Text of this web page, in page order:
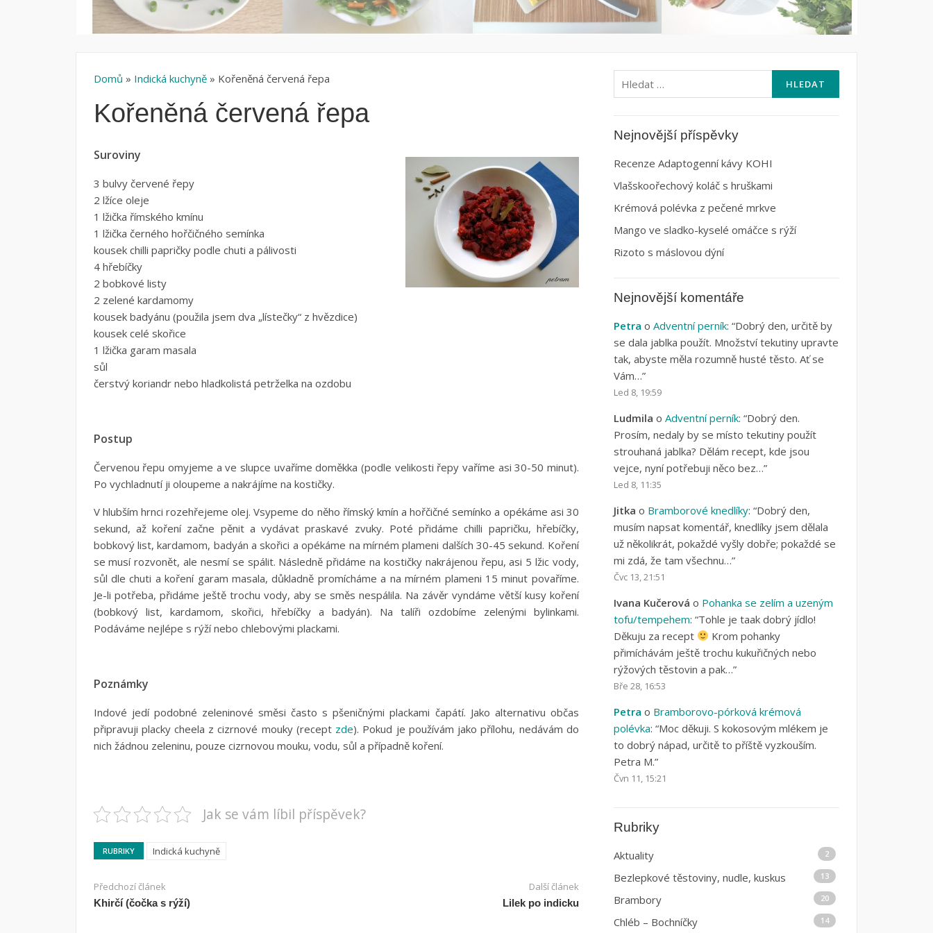
Domů » Indická kuchyně» Kořeněná červená řepa
Kořeněná červená řepa
Suroviny
3 bulvy červené řepy
2 lžíce oleje
1 lžička římského kmínu
1 lžička černého hořčičného semínka
kousek chilli papričky podle chuti a pálivosti
4 hřebíčky
2 bobkové listy
2 zelené kardamomy
kousek badyánu (použila jsem dva „lístečky“ z hvězdice)
kousek celé skořice
1 lžička garam masala
sůl
čerstvý koriandr nebo hladkolistá petrželka na ozdobu
Postup
Červenou řepu omyjeme a ve slupce uvaříme doměkka (podle velikosti řepy vaříme asi 30-50 minut).
Po vychladnutí ji oloupeme a nakrájíme na kostičky.
V hlubším hrnci rozehřejeme olej. Vsypeme do něho římský kmín a hořčičné semínko a opékáme asi 30
sekund, až koření začne pěnit a vydávat praskavé zvuky. Poté přidáme chilli papričku, hřebíčky,
bobkový list, kardamom, badyán a skořici a opékáme na mírném plameni dalších 30-45 sekund. Koření
se musí rozvonět, ale nesmí se spálit. Následně přidáme na kostičky nakrájenou řepu, asi 5 lžic vody,
sůl dle chuti a koření garam masala, důkladně promícháme a na mírném plameni 15 minut povaříme.
Je-li potřeba, přidáme ještě trochu vody, aby se směs nespálila. Na závěr vyndáme větší kusy koření
(bobkový list, kardamom, skořici, hřebíčky a badyán). Na talíři ozdobíme zelenými bylinkami.
Podáváme nejlépe s rýží nebo chlebovými plackami.
Poznámky
Indové jedí podobné zeleninové směsi často s pšeničnými plackami čapátí. Jako alternativu občas
připravuji placky cheela z cizrnové mouky (recept zde). Pokud je používám jako přílohu, nedávám do
nich žádnou zeleninu, pouze cizrnovou mouku, vodu, sůl a případně koření.
Jak se vám líbil příspěvek?
RUBRIKY Indická kuchyně
Předchozí článek
Khirčí (čočka s rýží)
Další článek
Lilek po indicku
Vyhledávání
Nejnovější příspěvky
Recenze Adaptogenní kávy KOHI
Vlašskoořechový koláč s hruškami
Krémová polévka z pečené mrkve
Mango ve sladko-kyselé omáčce s rýží
Rizoto s máslovou dýní
Nejnovější komentáře
Petra o Adventní perník: “Dobrý den, určitě by
se dala jablka použít. Množství tekutiny upravte
tak, abyste měla rozumně husté těsto. Ať se
Vám…”
Led 8, 19:59
Ludmila o Adventní perník: “Dobrý den.
Prosím, nedaly by se místo tekutiny použít
strouhaná jablka? Dělám recept, kde jsou
vejce, nyní potřebuji něco bez…”
Led 8, 11:35
Jitka o Bramborové knedlíky: “Dobrý den,
musím napsat komentář, knedlíky jsem dělala
už několikrát, pokaždé vyšly dobře; pokaždé se
mi zdá, že tam všechnu…”
Čvc 13, 21:51
Ivana Kučerová o Pohanka se zelím a uzeným
tofu/tempehem: “Tohle je taak dobrý jídlo!
Děkuju za recept
Krom pohanky
přimíchávám ještě trochu kukuřičných nebo
rýžových těstovin a pak…”
Bře 28, 16:53
Petra o Bramborovo-pórková krémová
polévka: “Moc děkuji. S kokosovým mlékem je
to dobrý nápad, určitě to příště vyzkouším.
Petra M.”
Čvn 11, 15:21
Rubriky
Aktuality 2
Bezlepkové těstoviny, nudle, kuskus 13
Brambory 20
Chléb – Bochníčky 14